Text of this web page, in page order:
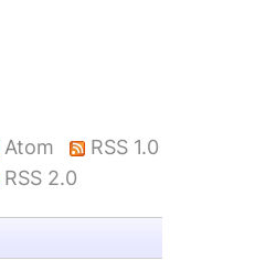
Atom
RSS 1.0
RSS 2.0